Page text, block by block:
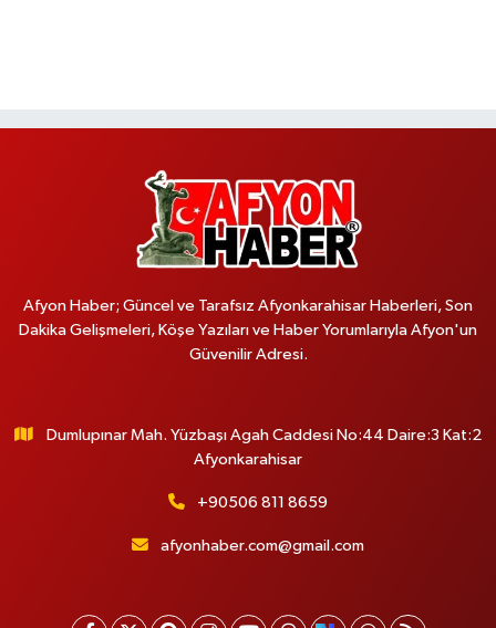
Afyon Haber; Güncel ve Tarafsız Afyonkarahisar Haberleri, Son
Dakika Gelişmeleri, Köşe Yazıları ve Haber Yorumlarıyla Afyon'un
Güvenilir Adresi.
Dumlupınar Mah. Yüzbaşı Agah Caddesi No:44 Daire:3 Kat:2
Afyonkarahisar
+90506 811 8659
afyonhaber.com@gmail.com